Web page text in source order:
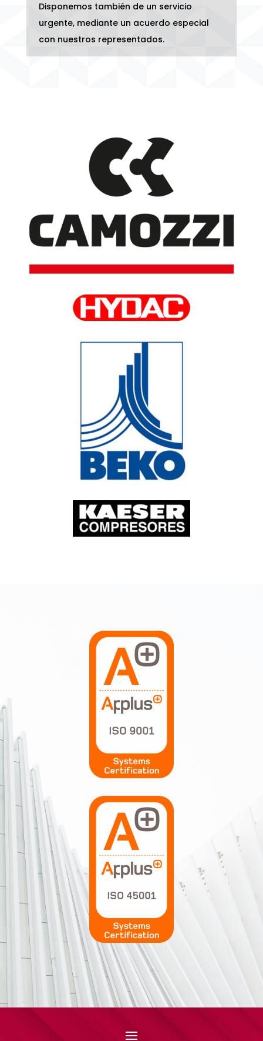
Disponemos también de un servicio
urgente, mediante un acuerdo especial
con nuestros representados.